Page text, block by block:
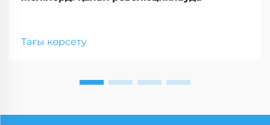
Тағы көрсету